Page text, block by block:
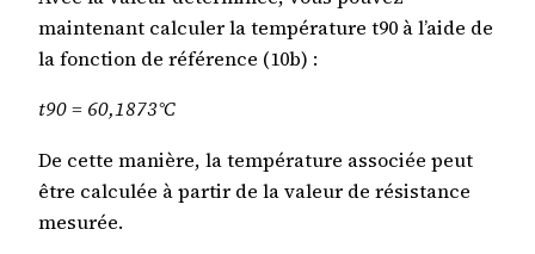
maintenant calculer la température t90 à l’aide de
la fonction de référence (10b) :
t90 = 60,1873°C
De cette manière, la température associée peut
être calculée à partir de la valeur de résistance
mesurée.